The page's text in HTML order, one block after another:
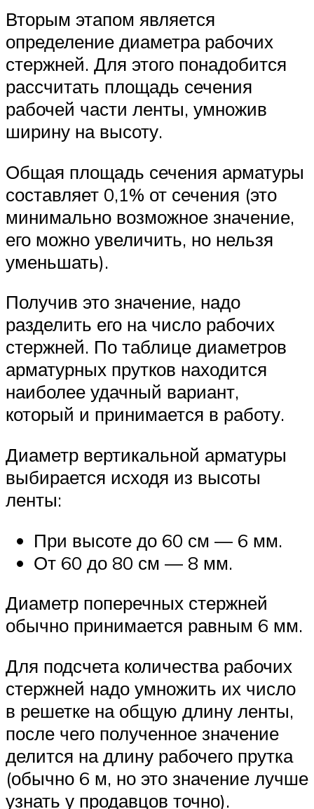
Вторым этапом является
определение диаметра рабочих
стержней. Для этого понадобится
рассчитать площадь сечения
рабочей части ленты, умножив
ширину на высоту.
Общая площадь сечения арматуры
составляет 0,1% от сечения (это
минимально возможное значение,
его можно увеличить, но нельзя
уменьшать).
Получив это значение, надо
разделить его на число рабочих
стержней. По таблице диаметров
арматурных прутков находится
наиболее удачный вариант,
который и принимается в работу.
Диаметр вертикальной арматуры
выбирается исходя из высоты
ленты:
При высоте до 60 см — 6 мм.
От 60 до 80 см — 8 мм.
Диаметр поперечных стержней
обычно принимается равным 6 мм.
Для подсчета количества рабочих
стержней надо умножить их число
в решетке на общую длину ленты,
после чего полученное значение
делится на длину рабочего прутка
(обычно 6 м, но это значение лучше
узнать у продавцов точно).